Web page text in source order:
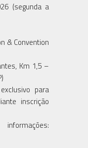
(segunda a
& Convention
Km 1,5 –
para
inscrição